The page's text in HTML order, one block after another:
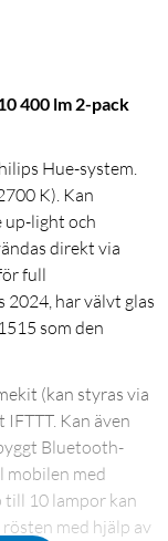
400 lm 2-pack
Hue-system.
K). Kan
up-light och
direkt via
full
har välvt glas
som den
(kan styras via
IFTTT. Kan även
Bluetooth-
mobilen med
till 10 lampor kan
med hjälp av